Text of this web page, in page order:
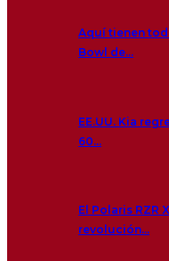
Aquí tienen
Bowl de…
EE.UU. Kia
60…
El Polaris RZR
revolución…